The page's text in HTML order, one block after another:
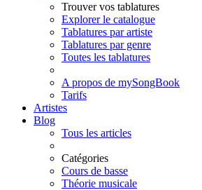
Trouver vos tablatures
Explorer le catalogue
Tablatures par artiste
Tablatures par genre
Toutes les tablatures
A propos de mySongBook
Tarifs
Artistes
Blog
Tous les articles
Catégories
Cours de basse
Théorie musicale